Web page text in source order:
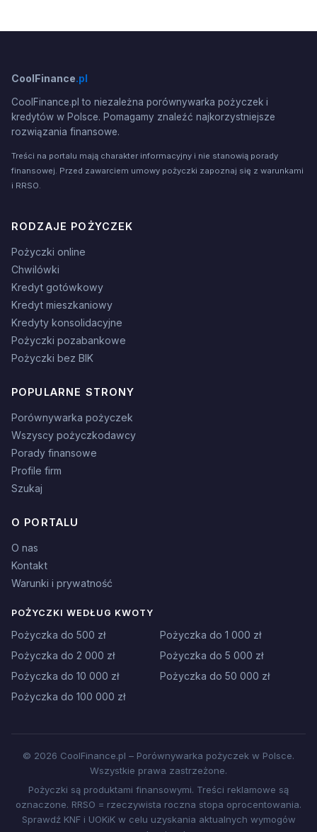
CoolFinance.pl
CoolFinance.pl to niezależna porównywarka pożyczek i
kredytów w Polsce. Pomagamy znaleźć najkorzystniejsze
rozwiązania finansowe.
Treści na portalu mają charakter informacyjny i nie stanowią porady
finansowej. Przed zawarciem umowy pożyczki zapoznaj się z warunkami
i RRSO.
RODZAJE POŻYCZEK
Pożyczki online
Chwilówki
Kredyt gotówkowy
Kredyt mieszkaniowy
Kredyty konsolidacyjne
Pożyczki pozabankowe
Pożyczki bez BIK
POPULARNE STRONY
Porównywarka pożyczek
Wszyscy pożyczkodawcy
Porady finansowe
Profile firm
Szukaj
O PORTALU
O nas
Kontakt
Warunki i prywatność
POŻYCZKI WEDŁUG KWOTY
Pożyczka do 500 zł
Pożyczka do 1 000 zł
Pożyczka do 2 000 zł
Pożyczka do 5 000 zł
Pożyczka do 10 000 zł
Pożyczka do 50 000 zł
Pożyczka do 100 000 zł
© 2026 CoolFinance.pl – Porównywarka pożyczek w Polsce.
Wszystkie prawa zastrzeżone.
Pożyczki są produktami finansowymi. Treści reklamowe są
oznaczone. RRSO = rzeczywista roczna stopa oprocentowania.
Sprawdź KNF i UOKiK w celu uzyskania aktualnych wymogów